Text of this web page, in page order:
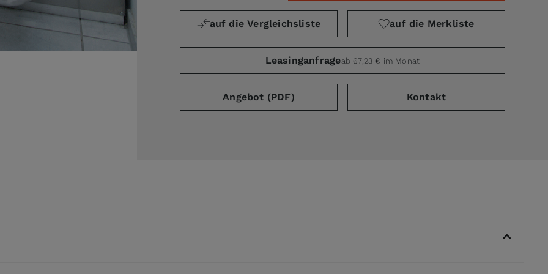
auf die Vergleichsliste auf die Merkliste
Angebot (PDF)
Leasinganfrageab 67,23 € im Monat
Kontakt